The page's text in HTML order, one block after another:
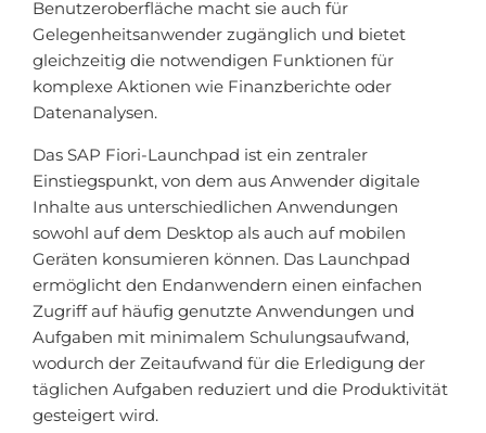
Benutzeroberfläche macht sie auch für
Gelegenheitsanwender zugänglich und bietet
gleichzeitig die notwendigen Funktionen für
komplexe Aktionen wie Finanzberichte oder
Datenanalysen.
Das SAP Fiori-Launchpad ist ein zentraler
Einstiegspunkt, von dem aus Anwender digitale
Inhalte aus unterschiedlichen Anwendungen
sowohl auf dem Desktop als auch auf mobilen
Geräten konsumieren können. Das Launchpad
ermöglicht den Endanwendern einen einfachen
Zugriff auf häufig genutzte Anwendungen und
Aufgaben mit minimalem Schulungsaufwand,
wodurch der Zeitaufwand für die Erledigung der
täglichen Aufgaben reduziert und die Produktivität
gesteigert wird.